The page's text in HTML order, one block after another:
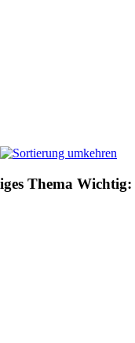
Wichtig: